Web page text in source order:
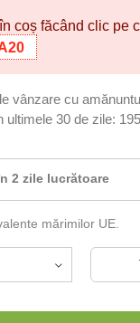
coș făcând clic pe
vânzare cu
ultimele 30 de zile:
2 zile lucrătoare
mărimilor UE.